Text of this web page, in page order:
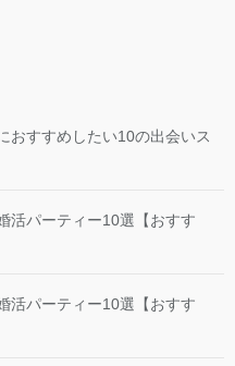
おすすめしたい10の出会いス
活パーティー10選【おすす
活パーティー10選【おすす